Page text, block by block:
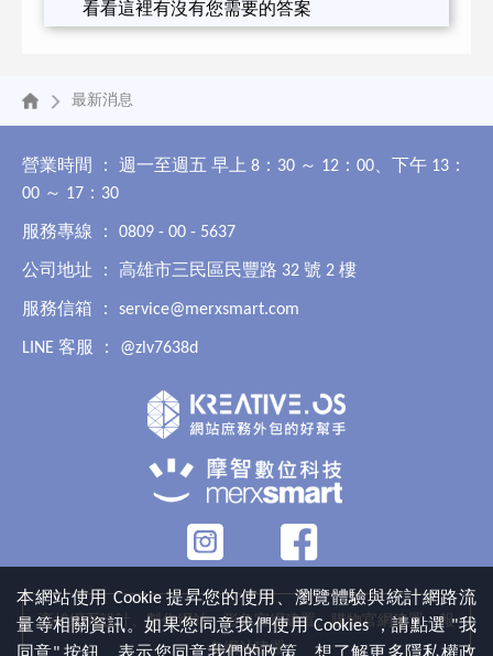
看看這裡有沒有您需要的答案
最新消息
本網站使用 Cookie 提昇您的使用、瀏覽體驗與統計網路流
量等相關資訊。如果您同意我們使用 Cookies ，請點選 "我
營業時間 ： 週一至週五 早上 8：30 ～ 12：00、下午 13：
00 ～ 17：30
服務專線 ： 0809 - 00 - 5637
公司地址 ： 高雄市三民區民豐路 32 號 2 樓
服務信箱 ： service@merxsmart.com
LINE 客服 ： @zlv7638d
高雄網頁設計、製作網站、形象官網建置、購物官網建置、報
名網站建置